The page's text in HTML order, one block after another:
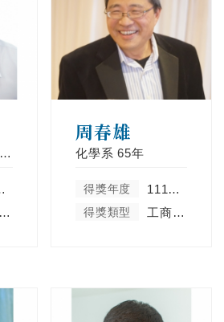
109年
度
藝能體育類
周春雄
化學系 65年
得獎年度 111學年度
得獎類型 工商菁英類